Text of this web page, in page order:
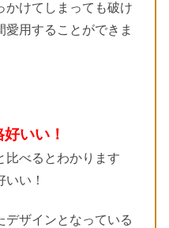
かけてしまっても破け
愛用することができま
いい！
比べるとわかります
い！
デザインとなっている